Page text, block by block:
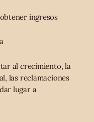
ingresos
al crecimiento, la
las reclamaciones
lugar a